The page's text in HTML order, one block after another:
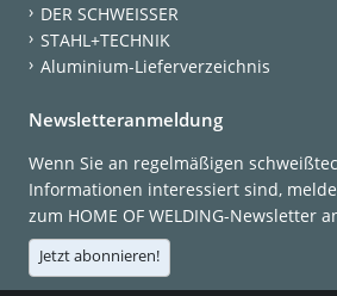
DER SCHWEISSER
STAHL+TECHNIK
Aluminium-Lieferverzeichnis
Newsletteranmeldung
Wenn Sie an regelmäßigen
Informationen interessiert sind,
zum HOME OF WELDING-Newsletter
Jetzt abonnieren!